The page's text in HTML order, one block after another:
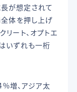
が想定されて
体を押し上げ
リート、オプトエ
いずれも一桁
増、アジア太